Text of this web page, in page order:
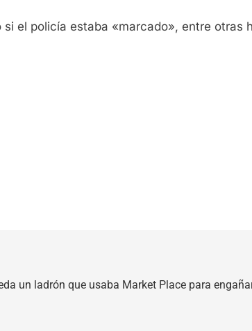
el policía estaba «marcado», entre otras
un ladrón que usaba Market Place para